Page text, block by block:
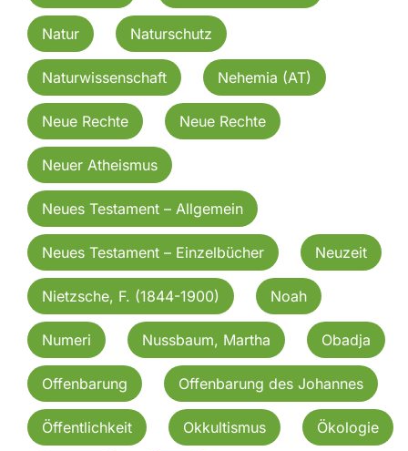
Natur Naturschutz
Naturwissenschaft Nehemia (AT)
Neue Rechte Neue Rechte
Neuer Atheismus
Neues Testament – Allgemein
Neues Testament – Einzelbücher Neuzeit
Nietzsche, F. (1844-1900) Noah
Numeri Nussbaum, Martha Obadja
Offenbarung Offenbarung des Johannes
Öffentlichkeit Okkultismus Ökologie